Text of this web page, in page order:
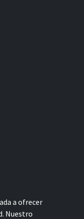
a ofrecer
Nuestro